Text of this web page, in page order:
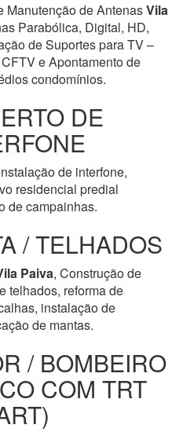
Manutenção de AntenasVila
Parabólica, Digital, HD,
de Suportes para TV –
e Apontamento de
condomínios.
DE
de interfone,
residencial predial
de campainhas.
/ TELHADOS
Paiva, Construção de
telhados, reforma de
instalação de
de mantas.
/ BOMBEIRO
COM TRT